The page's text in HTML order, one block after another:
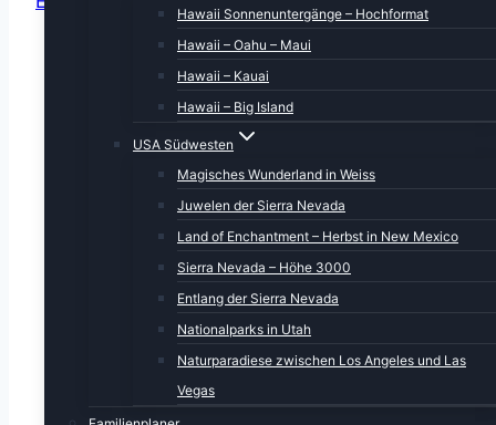
Hawaii Sonnenuntergänge – Hochformat
Hawaii – Oahu – Maui
Hawaii – Kauai
Hawaii – Big Island
USA Südwesten
Magisches Wunderland in Weiss
Juwelen der Sierra Nevada
Land of Enchantment – Herbst in New Mexico
Sierra Nevada – Höhe 3000
Entlang der Sierra Nevada
Nationalparks in Utah
Naturparadiese zwischen Los Angeles und Las
Vegas
01.05.2024 – Flug nach San
Francisco
02.05.2024 – San Francisco und
Umgebung
03.05.2024 – Von Rohnert Park nach
Ford Bragg
04.05.2024 – Von Fort Bragg nach
05.05.2024 – Von Eureka nach Gold
07.05.2024 – Von Gold Beach nach